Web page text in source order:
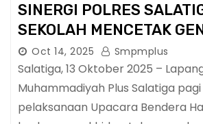
SINERGI POLRES
SEKOLAH MENCETAK
BERKARAKTER
Oct 14, 2025 Smpmplus
Salatiga, 13 Oktober 2025 –
Muhammadiyah Plus Salatiga
pelaksanaan Upacara Bendera